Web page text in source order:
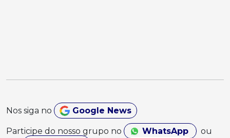
Nos siga no Google News
Participe do nosso grupo no WhatsApp
ou